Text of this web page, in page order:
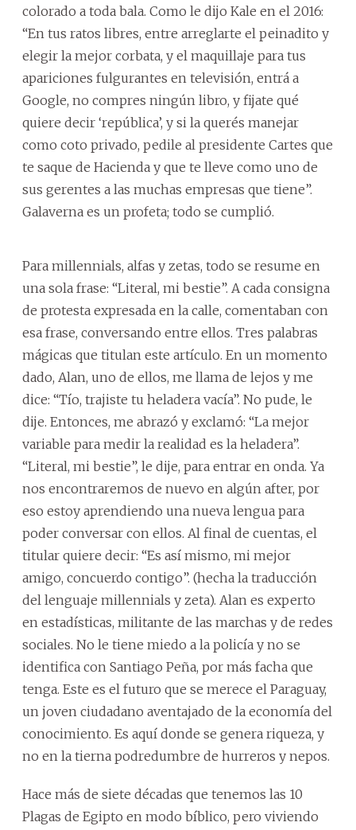
colorado a toda bala. Como le dijo Kale en el 2016:
“En tus ratos libres, entre arreglarte el peinadito y
elegir la mejor corbata, y el maquillaje para tus
apariciones fulgurantes en televisión, entrá a
Google, no compres ningún libro, y fijate qué
quiere decir ‘república’, y si la querés manejar
como coto privado, pedile al presidente Cartes que
te saque de Hacienda y que te lleve como uno de
sus gerentes a las muchas empresas que tiene”.
Galaverna es un profeta; todo se cumplió.
Para millennials, alfas y zetas, todo se resume en
una sola frase: “Literal, mi bestie”. A cada consigna
de protesta expresada en la calle, comentaban con
esa frase, conversando entre ellos. Tres palabras
mágicas que titulan este artículo. En un momento
dado, Alan, uno de ellos, me llama de lejos y me
dice: “Tío, trajiste tu heladera vacía”. No pude, le
dije. Entonces, me abrazó y exclamó: “La mejor
variable para medir la realidad es la heladera”.
“Literal, mi bestie”, le dije, para entrar en onda. Ya
nos encontraremos de nuevo en algún after, por
eso estoy aprendiendo una nueva lengua para
poder conversar con ellos. Al final de cuentas, el
titular quiere decir: “Es así mismo, mi mejor
amigo, concuerdo contigo”. (hecha la traducción
del lenguaje millennials y zeta). Alan es experto
en estadísticas, militante de las marchas y de redes
sociales. No le tiene miedo a la policía y no se
identifica con Santiago Peña, por más facha que
tenga. Este es el futuro que se merece el Paraguay,
un joven ciudadano aventajado de la economía del
conocimiento. Es aquí donde se genera riqueza, y
no en la tierna podredumbre de hurreros y nepos.
Hace más de siete décadas que tenemos las 10
Plagas de Egipto en modo bíblico, pero viviendo